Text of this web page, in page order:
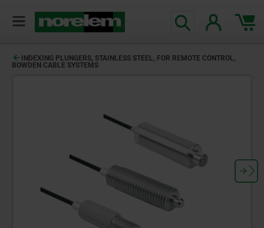
INDEXING PLUNGERS, STAINLESS STEEL, FOR REMOTE CONTROL,
BOWDEN CABLE SYSTEMS